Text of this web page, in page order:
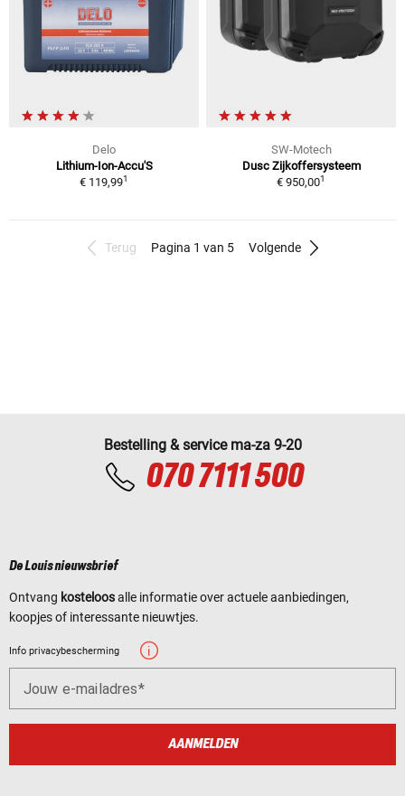
Delo
Lithium-Ion-Accu'S
€ 119,991
SW-Motech
Dusc Zijkoffersysteem
€ 950,001
Terug Pagina 1 van 5 Volgende
Bestelling & service ma-za 9-20
070 7111 500
De Louis nieuwsbrief
Ontvang kosteloosalle informatie over actuele aanbiedingen,
koopjes of interessante nieuwtjes.
Info privacybescherming
Jouw e-mailadres
AANMELDEN